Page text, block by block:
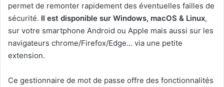
permet de remonter rapidement des éventuelles failles de
sécurité. Il est disponible sur Windows, macOS & Linux,
sur votre smartphone Android ou Apple mais aussi sur les
navigateurs chrome/Firefox/Edge… via une petite
extension.
Ce gestionnaire de mot de passe offre des fonctionnalités